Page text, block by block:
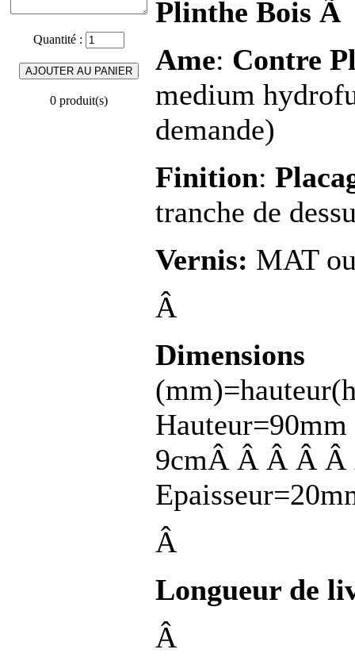
Quantité :
0 produit(s)
Plinthe Bois
Ame: Contre
medium
demande)
Finition:
tranche de
Vernis: MAT
Â
Dimensions
Hauteur=90mm
9cmÂ Â Â Â
Â
Longueur de
Â